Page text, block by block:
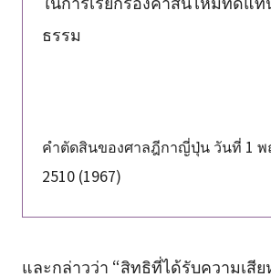
ธรรม
คำตัดสินของศาลฎีกาญี่ปุ่น วันที่ 1 พ
2510 (1967)
และกล่าวว่า “สิทธิที่ได้รับความเสี